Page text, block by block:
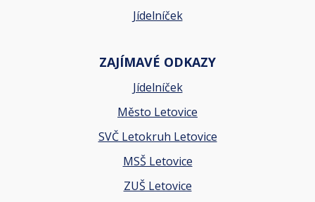
Jídelníček
ZAJÍMAVÉ ODKAZY
Jídelníček
Město Letovice
SVČ Letokruh Letovice
MSŠ Letovice
ZUŠ Letovice